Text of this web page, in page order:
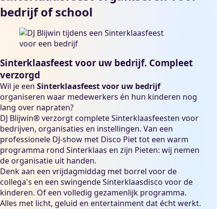
bedrijf of school
Sinterklaasfeest voor uw bedrijf. Compleet
verzorgd
Wil je een Sinterklaasfeest voor uw bedrijf
organiseren waar medewerkers én hun kinderen nog
lang over napraten?
DJ Blijwin® verzorgt complete Sinterklaasfeesten voor
bedrijven, organisaties en instellingen. Van een
professionele DJ-show met Disco Piet tot een warm
programma rond Sinterklaas en zijn Pieten: wij nemen
de organisatie uit handen.
Denk aan een vrijdagmiddag met borrel voor de
collega's en een swingende Sinterklaasdisco voor de
kinderen. Of een volledig gezamenlijk programma.
Alles met licht, geluid en entertainment dat écht werkt.